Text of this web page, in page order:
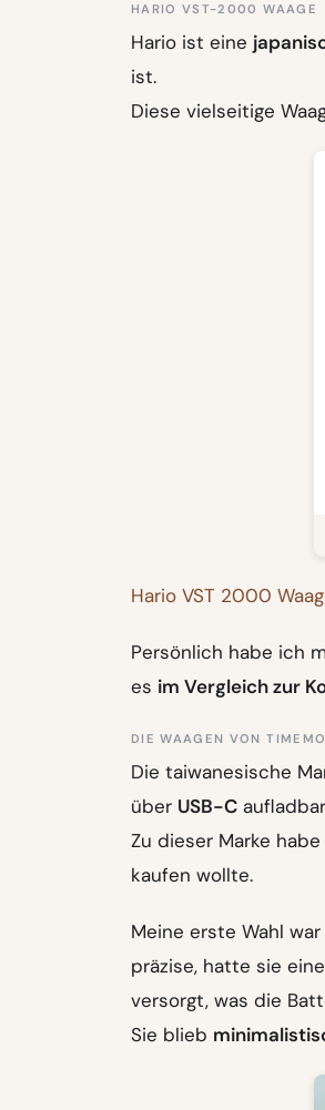
HARIO VST-2000 WAAGE
Hario ist eine
ist.
Diese vielseitige
Hario VST 2000
Persönlich habe ich
es im Vergleich zur
DIE WAAGEN VON
Die taiwanesische
über USB-C
Zu dieser Marke
kaufen wollte.
Meine erste Wahl
präzise, hatte sie
versorgt, was die
Sie blieb